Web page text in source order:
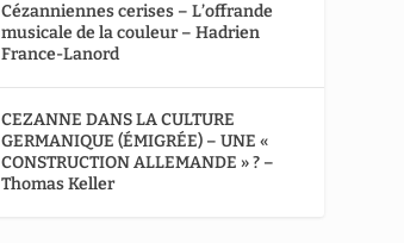
Cézanniennes cerises – L’offrande
musicale de la couleur – Hadrien
France-Lanord
CEZANNE DANS LA CULTURE
GERMANIQUE (ÉMIGRÉE) – UNE «
CONSTRUCTION ALLEMANDE » ? –
Thomas Keller